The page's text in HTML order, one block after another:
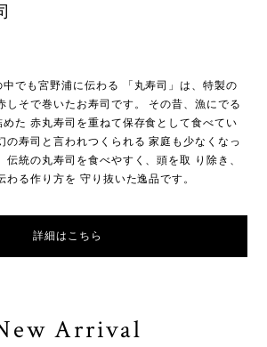
でも宮野浦に伝わる 「丸寿司」は、特製の
しそで巻いたお寿司です。 その昔、漁にでる
た 赤丸寿司を重ねて保存食として食べてい
の寿司と言われつくられる 家庭も少なくなっ
伝統の丸寿司を食べやすく、頭を取 り除き、
わる作り方を 守り抜いた逸品です。
詳細はこちら
Arrival